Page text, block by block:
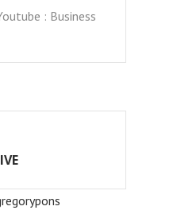
: Business